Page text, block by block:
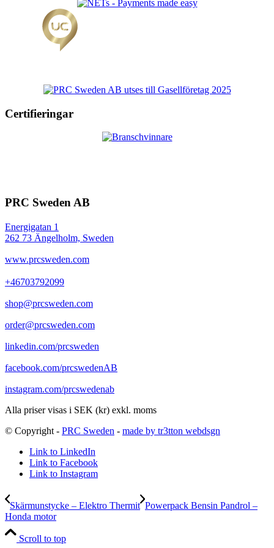
Certifieringar
PRC Sweden AB
Energigatan 1
262 73 Ängelholm, Sweden
www.prcsweden.com
+46703792099
shop@prcsweden.com
order@prcsweden.com
linkedin.com/prcsweden
facebook.com/prcswedenAB
instagram.com/prcswedenab
Alla priser visas i SEK (kr) exkl. moms
© Copyright - PRC Sweden - made by tr3tton webdsgn
Link to LinkedIn
Link to Facebook
Link to Instagram
Skärmunstycke – Elektro Thermit Powerpack Bensin Pandrol –
Honda motor
Scroll to top